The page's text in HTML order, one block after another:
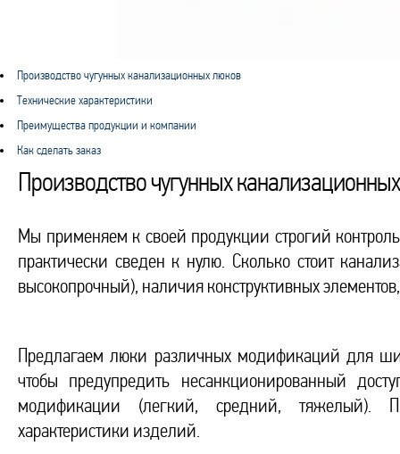
Производство чугунных канализационных люков
Технические характеристики
Преимущества продукции и компании
Как сделать заказ
Производство чугунных
Мы применяем к своей продукции строгий
практически сведен к нулю. Сколько стоит
высокопрочный), наличия конструктивных
Предлагаем люки различных модификаций для
чтобы предупредить несанкционированный
модификации (легкий, средний, тяжелый).
характеристики изделий.